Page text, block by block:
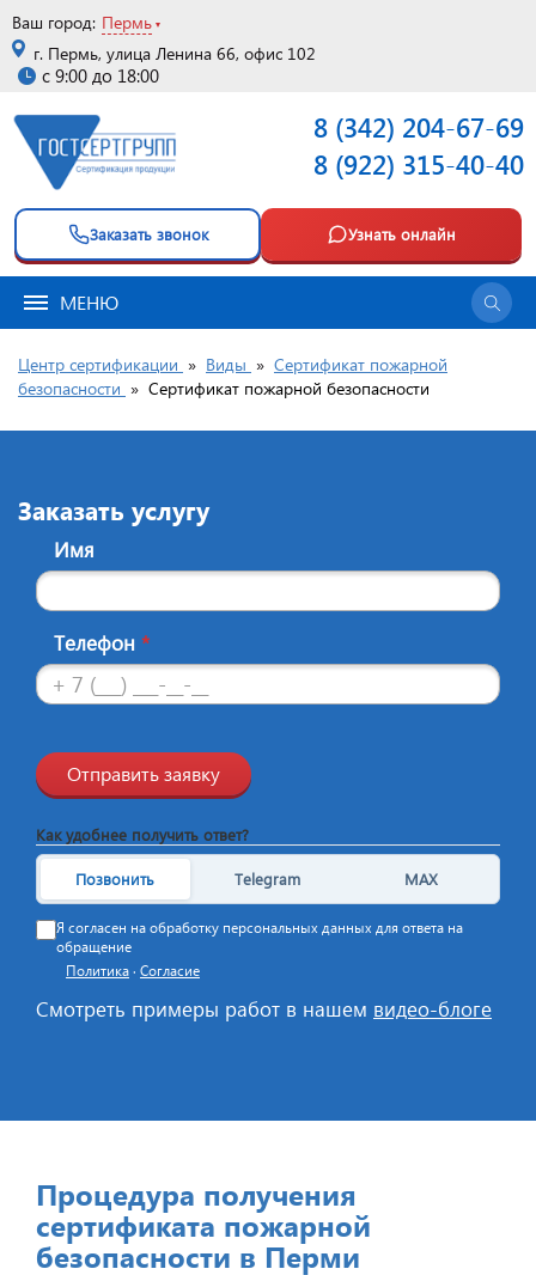
Ваш город: Пермь
г. Пермь, улица Ленина 66, офис 102
с 9:00 до 18:00
8 (342) 204-67-69
8 (922) 315-40-40
Заказать звонок Узнать онлайн
МЕНЮ
Центр сертификации » Виды » Сертификат пожарной
безопасности » Сертификат пожарной безопасности
Заказать услугу
Имя
Телефон *
Отправить заявку
Как удобнее получить ответ?
Позвонить Telegram MAX
Я согласен на обработку персональных данных для ответа на
обращение
Политика · Согласие
Смотреть примеры работ в нашем видео-блоге
Процедура получения
сертификата пожарной
безопасности в Перми